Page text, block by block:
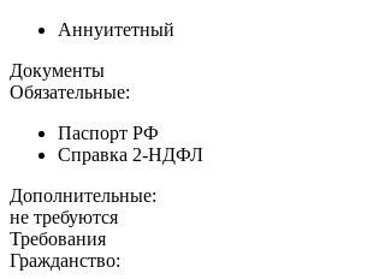
Аннуитетный
Документы
Обязательные:
Паспорт РФ
Справка 2-НДФЛ
Дополнительные:
не требуются
Требования
Гражданство: